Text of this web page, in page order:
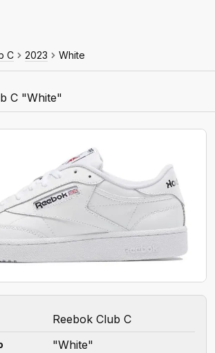
C 2023 White
C "White"
Reebok Club C
"White"